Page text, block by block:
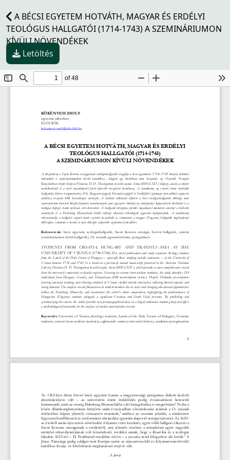
A BÉCSI EGYETEM HOTVÁTH, MAGYAR ÉS ERDÉLYI
TEOLÓGUS HALLGATÓI (1714-1743) A SZEMINÁRIUMON
KÍVÜLI NÖVENDÉKEK
Letöltés